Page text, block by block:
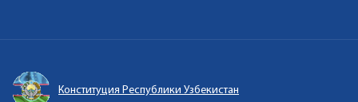
Конституция Республики Узбекистан